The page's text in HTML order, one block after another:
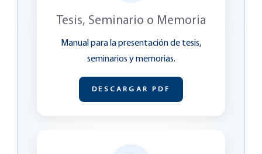
Tesis, Seminario o Memoria
Manual para la presentación de tesis,
seminarios y memorias.
DESCARGAR PDF